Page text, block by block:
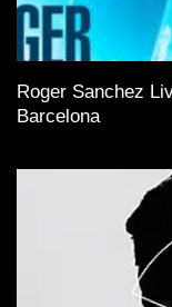
Roger Sanchez
Barcelona